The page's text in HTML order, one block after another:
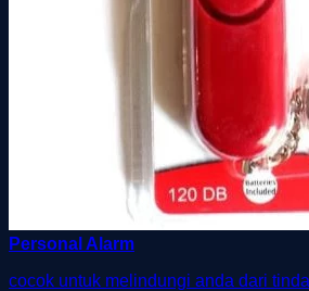
Personal Alarm
cocok untuk melindungi anda dari